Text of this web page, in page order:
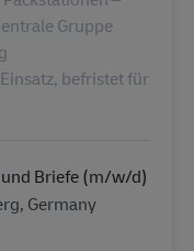
Gruppe
befristet für
Briefe (m/w/d)
Germany